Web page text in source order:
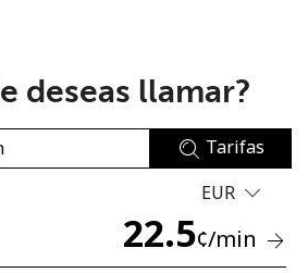
No se ha creado una contraseña
deseas llamar?
Tarifas
EUR
22.5¢/min